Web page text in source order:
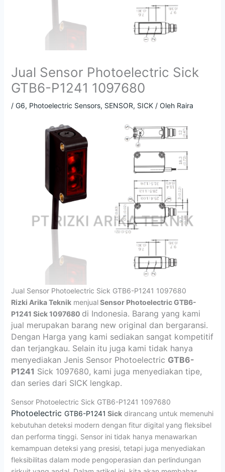
Jual Sensor Photoelectric Sick
GTB6-P1241 1097680
/ G6, Photoelectric Sensors, SENSOR, SICK/ Oleh Raira
Jual Sensor Photoelectric Sick GTB6-P1241 1097680
Rizki Arika TeknikmenjualSensor Photoelectric GTB6-
P1241 Sick 1097680 di Indonesia. Barang yang kami
jual merupakan barang new original dan bergaransi.
Dengan Harga yang kami sediakan sangat kompetitif
dan terjangkau. Selain itu juga kami tidak hanya
menyediakan Jenis Sensor Photoelectric GTB6-
P1241 Sick 1097680, kami juga menyediakan tipe,
dan series dari SICK lengkap.
Sensor Photoelectric Sick GTB6-P1241 1097680
Photoelectric GTB6-P1241 Sickdirancang untuk memenuhi
kebutuhan deteksi modern dengan fitur digital yang fleksibel
dan performa tinggi. Sensor ini tidak hanya menawarkan
kemampuan deteksi yang presisi, tetapi juga menyediakan
fleksibilitas dalam mode pengoperasian dan perlindungan